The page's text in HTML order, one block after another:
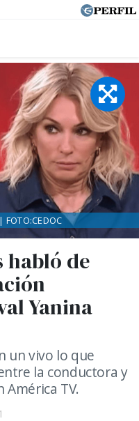
habló de
Yanina
un vivo lo que
la conductora y
TV.
FOTO:CEDOC